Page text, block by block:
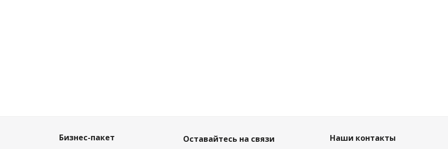
Бизнес-пакет Оставайтесь на связи Наши контакты